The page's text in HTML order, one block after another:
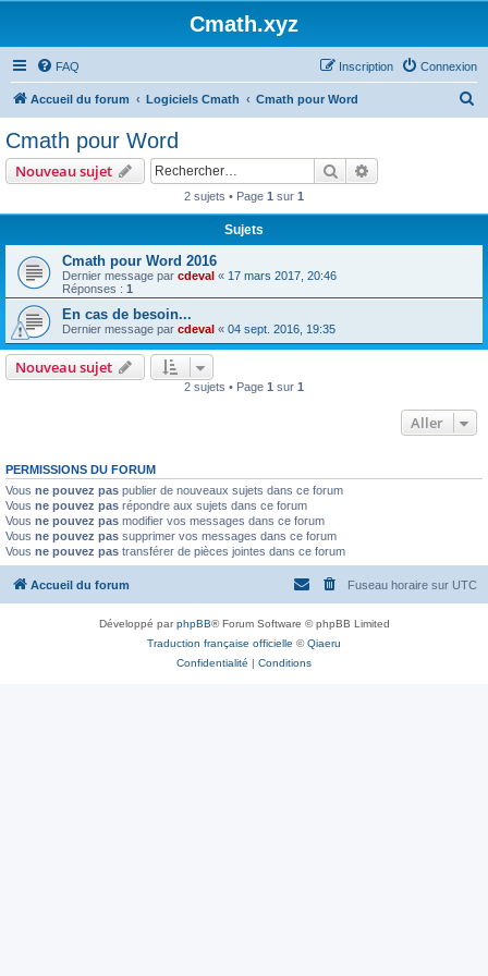
Cmath.xyz
FAQ Connexion
Inscription
Accueil du forum Logiciels Cmath Cmath pour Word
Cmath pour Word
Nouveau sujet Rechercher
2 sujets • Page 1 sur 1
Sujets
Cmath pour Word 2016
Dernier message par cdeval « 17 mars 2017, 20:46
Réponses : 1
En cas de besoin...
Dernier message par cdeval « 04 sept. 2016, 19:35
Nouveau sujet
2 sujets • Page 1 sur 1
Aller
PERMISSIONS DU FORUM
Vous ne pouvez pas publier de nouveaux sujets dans ce forum
Vous ne pouvez pas répondre aux sujets dans ce forum
Vous ne pouvez pas modifier vos messages dans ce forum
Vous ne pouvez pas supprimer vos messages dans ce forum
Vous ne pouvez pas transférer de pièces jointes dans ce forum
Accueil du forum Fuseau horaire sur UTC
Développé parphpBB® Forum Software © phpBB Limited
Traduction française officielle ©Qiaeru
Confidentialité | Conditions